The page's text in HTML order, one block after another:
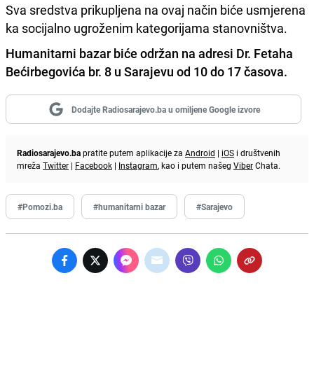
Sva sredstva prikupljena na ovaj način biće usmjerena
ka socijalno ugroženim kategorijama stanovništva.
Humanitarni bazar biće održan na adresi Dr. Fetaha
Bećirbegovića br. 8 u Sarajevu od 10 do 17 časova.
Dodajte Radiosarajevo.ba u omiljene Google izvore
Radiosarajevo.bapratite putem aplikacije za Android | iOS i društvenih
mreža Twitter | Facebook | Instagram, kao i putem našeg ViberChata.
#Pomozi.ba #humanitarni bazar #Sarajevo